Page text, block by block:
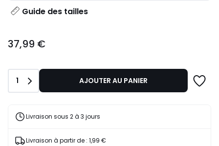
Guide des tailles
€.
37,99 €
Quantité
1 AJOUTER AU PANIER
Livraison sous 2 à 3 jours
Livraison à partir de : 1,99 €